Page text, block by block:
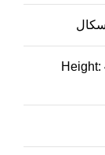
Height: